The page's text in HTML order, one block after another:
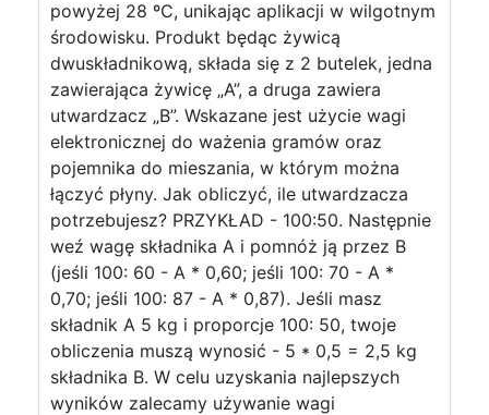
powyżej 28 ºC, unikając aplikacji w wilgotnym
środowisku. Produkt będąc żywicą
dwuskładnikową, składa się z 2 butelek, jedna
zawierająca żywicę „A”, a druga zawiera
utwardzacz „B”. Wskazane jest użycie wagi
elektronicznej do ważenia gramów oraz
pojemnika do mieszania, w którym można
łączyć płyny. Jak obliczyć, ile utwardzacza
potrzebujesz? PRZYKŁAD - 100:50. Następnie
weź wagę składnika A i pomnóż ją przez B
(jeśli 100: 60 - A * 0,60; jeśli 100: 70 - A *
0,70; jeśli 100: 87 - A * 0,87). Jeśli masz
składnik A 5 kg i proporcje 100: 50, twoje
obliczenia muszą wynosić - 5 * 0,5 = 2,5 kg
składnika B. W celu uzyskania najlepszych
wyników zalecamy używanie wagi